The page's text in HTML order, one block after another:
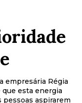
empresária Régia
esta energia
pessoas aspirarem